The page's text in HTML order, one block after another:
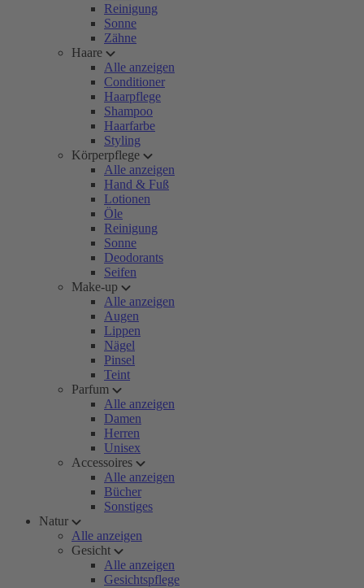
Reinigung
Sonne
Zähne
Haare
Alle anzeigen
Conditioner
Haarpflege
Shampoo
Haarfarbe
Styling
Körperpflege
Alle anzeigen
Hand & Fuß
Lotionen
Öle
Reinigung
Sonne
Deodorants
Seifen
Make-up
Alle anzeigen
Augen
Lippen
Nägel
Pinsel
Teint
Parfum
Alle anzeigen
Damen
Herren
Unisex
Accessoires
Alle anzeigen
Bücher
Sonstiges
Natur
Alle anzeigen
Gesicht
Alle anzeigen
Gesichtspflege